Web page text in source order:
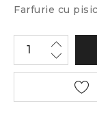
Farfurie cu